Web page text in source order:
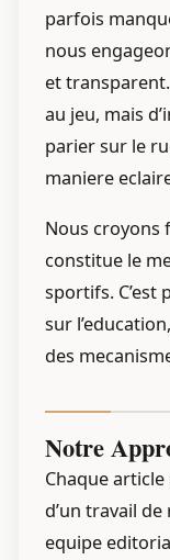
parfois
nous
et
au jeu, mais
parier sur le
maniere
Nous croyons
constitue le
sportifs. C’est
sur
des
Notre
Chaque
d’un travail
equipe